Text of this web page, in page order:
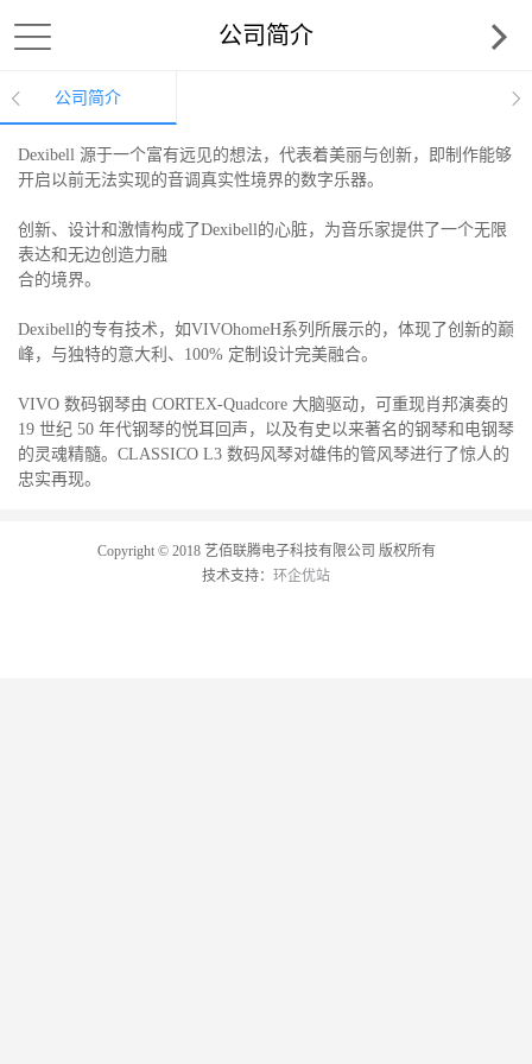
公司简介
公司简介
Dexibell 源于一个富有远见的想法，代表着美丽与创新，即制作能够
开启以前无法实现的音调真实性境界的数字乐器。
创新、设计和激情构成了Dexibell的心脏，为音乐家提供了一个无限
表达和无边创造力融
合的境界。
Dexibell的专有技术，如VIVOhomeH系列所展示的，体现了创新的巅
峰，与独特的意大利、100% 定制设计完美融合。
VIVO 数码钢琴由 CORTEX-Quadcore 大脑驱动，可重现肖邦演奏的
19 世纪 50 年代钢琴的悦耳回声，以及有史以来著名的钢琴和电钢琴
的灵魂精髓。CLASSICO L3 数码风琴对雄伟的管风琴进行了惊人的
忠实再现。
Copyright © 2018 艺佰联腾电子科技有限公司 版权所有
技术支持： 环企优站